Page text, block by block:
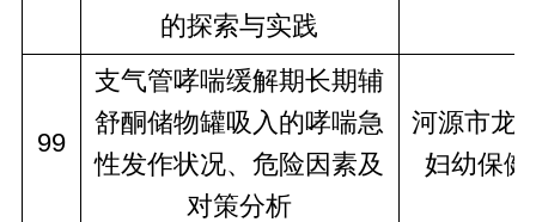
的探索与实践
99
支气管哮喘缓解期长期辅
舒酮储物罐吸入的哮喘急
性发作状况、危险因素及
对策分析
河源市龙
妇幼保健